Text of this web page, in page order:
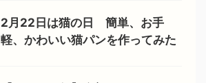
2月22日は猫の日 簡単、お手
軽、かわいい猫パンを作ってみた